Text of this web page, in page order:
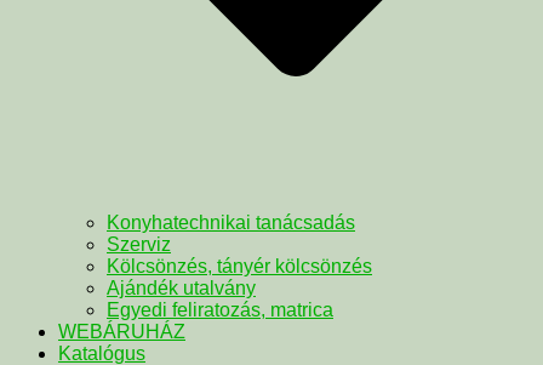
Konyhatechnikai tanácsadás
Szerviz
Kölcsönzés, tányér kölcsönzés
Ajándék utalvány
Egyedi feliratozás, matrica
WEBÁRUHÁZ
Katalógus